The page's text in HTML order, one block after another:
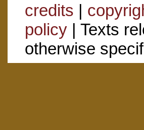
credits |
policy| Texts
otherwise